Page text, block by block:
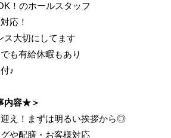
！のホールスタッフ
応！
大切にしてます
も有給休暇もあり
♪
内容★＞
え！まずは明るい挨拶から◎
や配膳・お客様対応